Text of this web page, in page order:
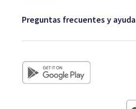
Preguntas frecuentes y ayuda